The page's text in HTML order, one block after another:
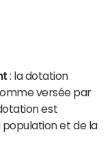
: la dotation
versée par
est
et de la